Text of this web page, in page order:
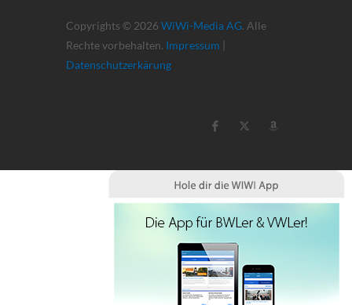
Copyrights © 2026 WiWi-Media AG. Alle
Rechte vorbehalten. Impressum |
Datenschutzerkärung